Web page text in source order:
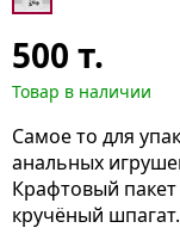
500 т.
Товар в наличии
Самое то для
анальных
Крафтовый
кручёный